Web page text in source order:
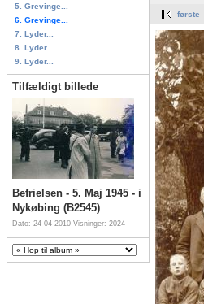
5. Grevinge...
6. Grevinge...
7. Lyder...
8. Lyder...
9. Lyder...
Tilfældigt billede
Befrielsen - 5. Maj 1945 - i
Nykøbing (B2545)
Dato: 24-04-2010 Visninger: 2024
første